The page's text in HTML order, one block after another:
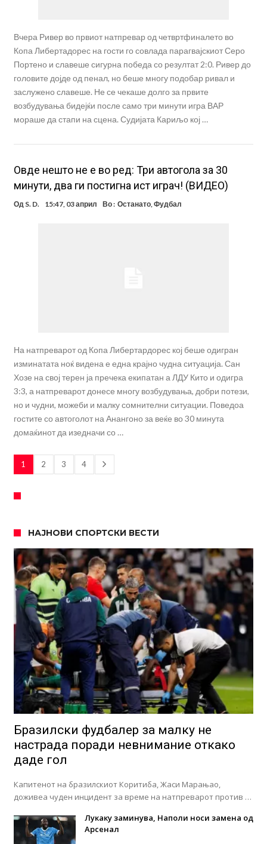
Вчера Ривер во првиот натпревар од четвртфиналето во
Копа Либертадорес на гости го совлада парагвајскиот Серо
Портено и славеше сигурна победа со резултат 2:0. Ривер до
головите дојде од пенал, но беше многу подобар ривал и
заслужено славеше. Не се чекаше долго за првите
возбудувања бидејќи после само три минути игра ВАР
мораше да стапи на сцена. Судијата Кариљо кој …
Овде нешто не е во ред: Три автогола за 30
минути, два ги постигна ист играч! (ВИДЕО)
Од S. D. 15:47, 03 април Во : Останато,Фудбал
На натпреварот од Копа Либертардорес кој беше одигран
изминатата ноќ видена е една крајно чудна ситуација. Сан
Хозе на свој терен ја пречека екипатан а ЛДУ Кито и одигра
3:3, а натпреварот донесе многу возбудувања, добри потези,
но и чудни, можеби и малку сомнителни ситуации. Поведоа
гостите со автоголот на Анангоно за веќе во 30 минута
домаќинот да изедначи со …
1 2 3 4
НАЈНОВИ СПОРТСКИ ВЕСТИ
Бразилски фудбалер за малку не
настрада поради невнимание откако
даде гол
Капитенот на бразилскиот Коритиба, Жаси Марањао,
доживеа чуден инцидент за време на натпреварот против …
Лукаку заминува, Наполи носи замена од
Арсенал